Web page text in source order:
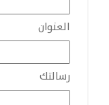
العنوان
رسالتك